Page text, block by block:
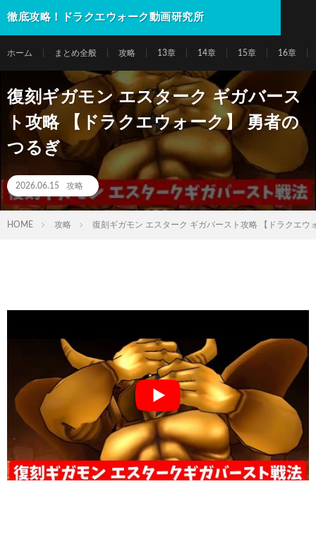
徹底攻略！ドラクエウォーク動画研究所
ホーム まとめ全般 攻略 13章 14章 15章 16章
復刻ギガモン エスターク ギガバース
ト攻略 【ドラクエウォーク】 勇者の
つるぎ
2026.06.15 攻略
HOME 攻略 復刻ギガモン エスターク ギガバースト攻略 【ドラクエウ